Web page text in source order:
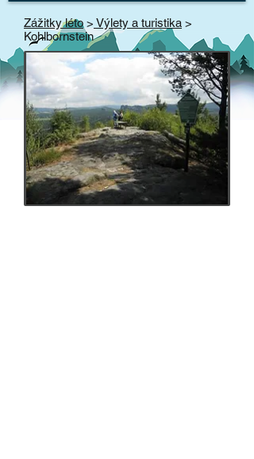
Zážitky léto> Výlety a turistika >
Kohlbornstein